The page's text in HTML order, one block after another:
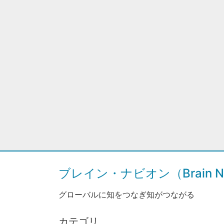
ブレイン・ナビオン（Brain
グローバルに知をつなぎ知がつながる
カテゴリ